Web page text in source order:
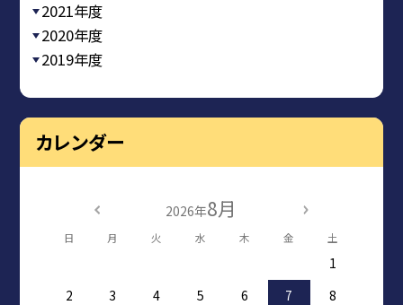
2021年度
2020年度
2019年度
カレンダー
2026年8月
日 月 火 水 木 金 土
1
2
3 4 5 6 7
8